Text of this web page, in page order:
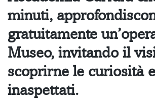
minuti,
gratuitamente
Museo, invitando il
scoprirne le curiosità
inaspettati.